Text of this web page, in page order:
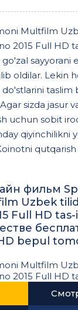
Multfilm
2015 Full HD
sayyorani
oldilar. Lekin
taslim
sizda jasur
uchun sobit
qiyinchilikni
фильм
Uzbek
Full HD
bepul
Multfilm
2015 Full HD